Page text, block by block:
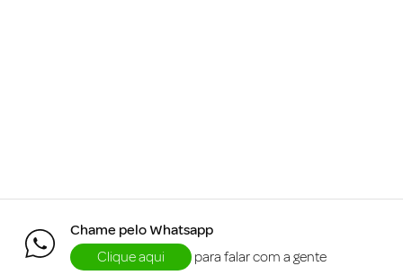
Chame pelo Whatsapp
Clique aqui
para falar com a gente